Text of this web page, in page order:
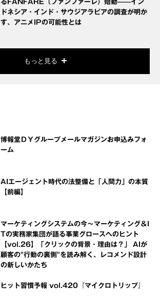
るFANFARE（ファンファーレ）始動——イン
ドネシア・インド・サウジアラビアの調査が明か
す、アニメIPの可能性とは
もっと見る
博報堂ＤＹグループメールマガジンお申込みフォ
ーム
AIエージェント時代の法整備と「人間力」の本質
【前編】
マーケティングシステムの今～マーケティング＆I
Tの実務家集団が語る事業グロースへのヒント
【vol.26】「クリックの背景・理由は？」 AIが
顧客の"行動の裏側"を読み解く、レコメンド設計
の新しいかたち
ヒット習慣予報 vol.420『マイクロトリップ』